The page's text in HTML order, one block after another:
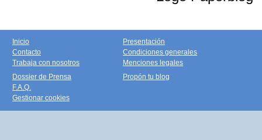
Inicio
Contacto
Trabaja con nosotros
Presentación
Condiciones generales
Menciones legales
Dossier de Prensa
F.A.Q.
Gestionar cookies
Propón tu blog